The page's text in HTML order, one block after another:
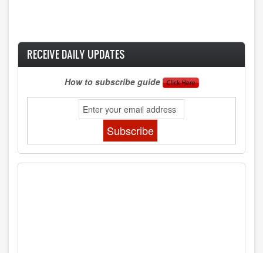
RECEIVE DAILY UPDATES
How to subscribe guide